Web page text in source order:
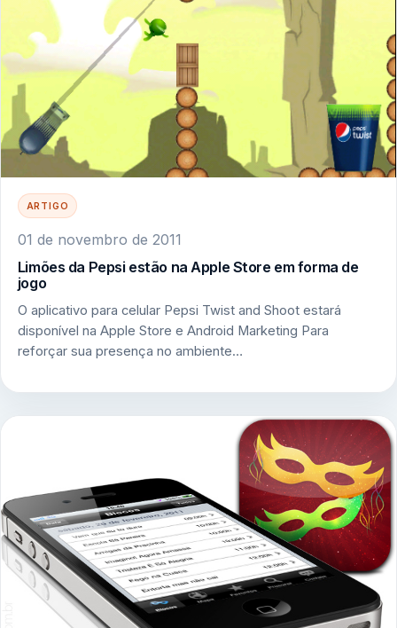
ARTIGO
01 de novembro de 2011
Limões da Pepsi estão na Apple Store em forma de
jogo
O aplicativo para celular Pepsi Twist and Shoot estará
disponível na Apple Store e Android Marketing Para
reforçar sua presença no ambiente…